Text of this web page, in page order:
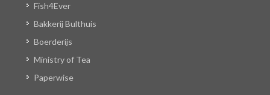
Fish4Ever
Bakkerij Bulthuis
Boerderijs
Ministry of Tea
Paperwise